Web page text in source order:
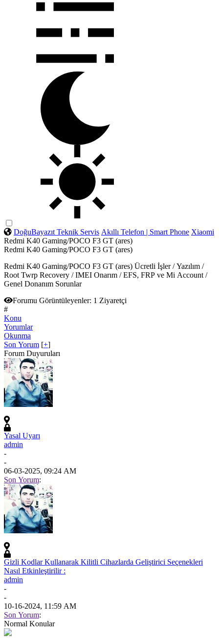
DoğuBayazıt Teknik Servis Akıllı Telefon | Smart Phone Xiaomi
Redmi K40 Gaming/POCO F3 GT (ares)
Redmi K40 Gaming/POCO F3 GT (ares)
Redmi K40 Gaming/POCO F3 GT (ares) Ücretli İşler / Yazılım /
Root Twrp Recovery / IMEI Onarım / EFS, FRP ve Mi Account /
Genel Donanım Sorunlar
Forumu Görüntüleyenler: 1 Ziyaretçi
#
Konu
Yorumlar
Okunma
Son Yorum [+]
Forum Duyuruları
Yasal Uyarı
admin
-
-
06-03-2025, 09:24 AM
Son Yorum:
Gizli Kodlar Kullanarak Kilitli Cihazlarda Geliştirici Seçenekleri
Nasıl Etkinleştirilir :
admin
-
-
10-16-2024, 11:59 AM
Son Yorum:
Normal Konular